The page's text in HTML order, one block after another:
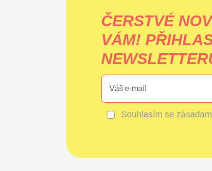
ČERSTVÉ
VÁM!
Souhlasím se